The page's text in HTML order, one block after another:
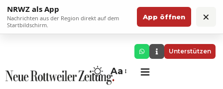
NRWZ als App
Nachrichten aus der Region direkt auf dem
Startbildschirm.
App öffnen ×
Unterstützen
Aa